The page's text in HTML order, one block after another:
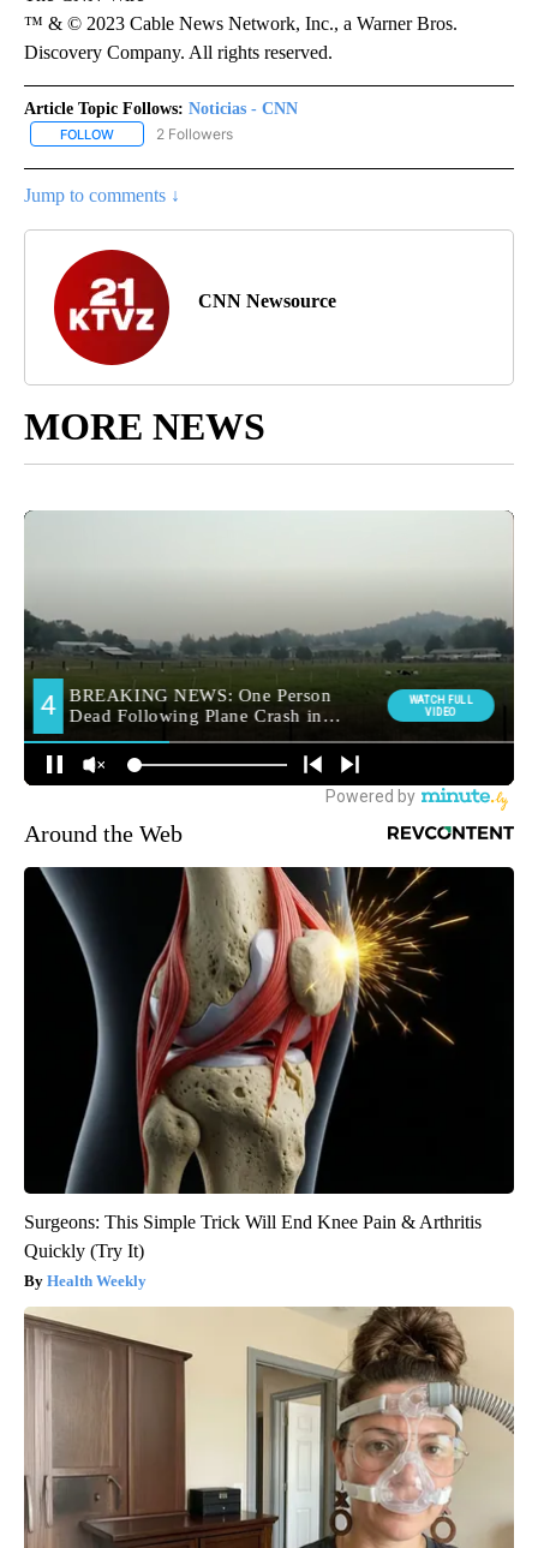
™ & © 2023 Cable News Network, Inc., a Warner Bros.
Discovery Company. All rights reserved.
Article Topic Follows: Noticias - CNN
FOLLOW FOLLOW "NOTICIAS - CNN" TO RECEIVE NOTIFICATIONS ABOUT
2 Followers
Jump to comments ↓
CNN Newsource
MORE NEWS
Around the Web
Surgeons: This Simple Trick Will End Knee Pain & Arthritis
Quickly (Try It)
Health Weekly